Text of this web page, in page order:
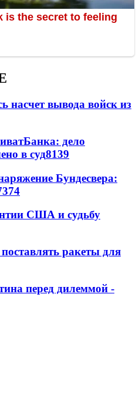
насчет вывода войск из
дело
в суд8139
Бундесвера:
США и судьбу
ракеты для
перед дилеммой -